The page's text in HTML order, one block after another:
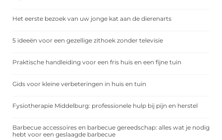
Het eerste bezoek van uw jonge kat aan de dierenarts
5 ideeën voor een gezellige zithoek zonder televisie
Praktische handleiding voor een fris huis en een fijne tuin
Gids voor kleine verbeteringen in huis en tuin
Fysiotherapie Middelburg: professionele hulp bij pijn en herstel
Barbecue accessoires en barbecue gereedschap: alles wat je nodig
hebt voor een geslaagde barbecue